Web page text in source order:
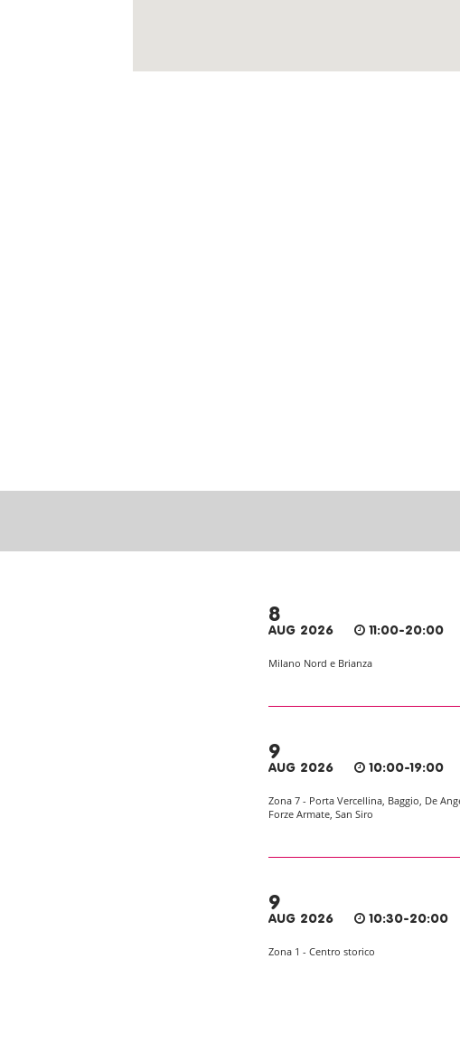
8
AUG 2026 11:00-20:00
Milano Nord e Brianza
9
AUG 2026 10:00-19:00
Zona 7 - Porta Vercellina, Baggio, De
Forze Armate, San Siro
9
AUG 2026 10:30-20:00
Zona 1 - Centro storico